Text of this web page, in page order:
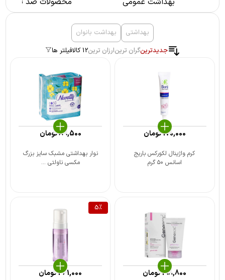
بهداشتی
بهداشت بانوان
جدیدترینگران ترینارزان ترین12 کالا فیلتر ها
کرم واژینال لکورکس باریج
اسانس ۵۰ گرم
170,000تومان
نوار بهداشتی مشبک سایز بزرگ
مکسی ناولتی ...
89,500تومان
198,800تومان
5%
361,000تومان